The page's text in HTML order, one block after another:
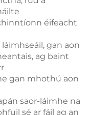
éifeacht
láimhseáil, gan aon
ag baint
gan mhothú aon
saor-láimhe na
sé ar fáil ag an